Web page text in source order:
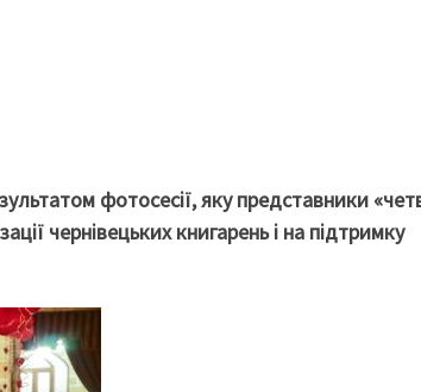
фотосесії, яку представники
чернівецьких книгарень і на підтримку